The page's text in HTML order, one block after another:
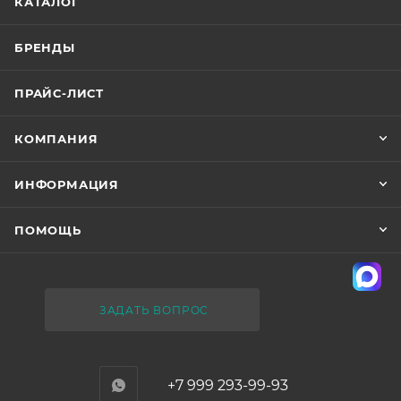
БРЕНДЫ
ПРАЙС-ЛИСТ
КОМПАНИЯ
ИНФОРМАЦИЯ
ПОМОЩЬ
ЗАДАТЬ ВОПРОС
+7 999 293-99-93